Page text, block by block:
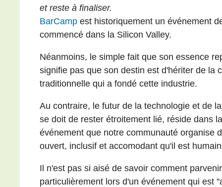
et reste à finaliser.
BarCamp est historiquement un événement
commencé dans la Silicon Valley.
Néanmoins, le simple fait que son essence
signifie pas que son destin est d'hériter de la
traditionnelle qui a fondé cette industrie.
Au contraire, le futur de la technologie et de
se doit de rester étroitement lié, réside dans
événement que notre communauté organise
ouvert, inclusif et accomodant qu'il est
Il n'est pas si aisé de savoir comment
particulièrement lors d'un événement qui est